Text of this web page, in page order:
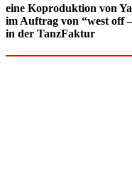
eine Koproduktion von
im Auftrag von “west off
in der TanzFaktur